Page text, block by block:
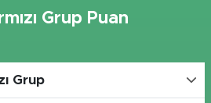
Grup Puan
Grup